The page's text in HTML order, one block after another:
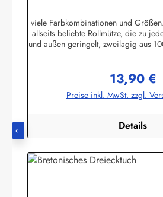
viele Farbkombinationen und
allseits beliebte Rollmütze, die zu
und außen geringelt, zweilagig aus
zu allen Ringelmuster - Hemden.
Kopfumfang (bis 18
Kopfumfang (Kleinkinder)Größe 2 -
cm Kopfumfang
Bekleidungswerk
Wittmundinfo@modas-
Regulärer
13,90 €
Preise inkl. MwSt. zzgl.
Details